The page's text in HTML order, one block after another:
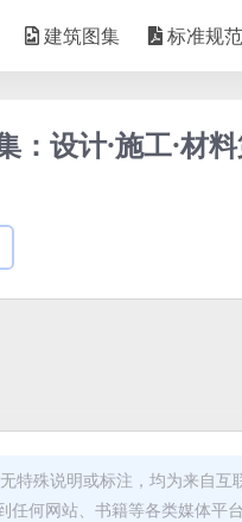
建筑图集 标准规范
：设计·施工·材
特殊说明或标注，均为来自
任何网站、书籍等各类媒体